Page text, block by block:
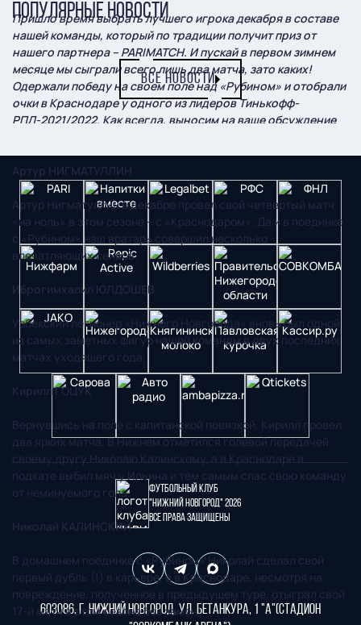
Пришло время выбрать лучшего игрока декабря в составе
нашей команды, который по традиции получит приз от
нашего партнера – PARIMATCH. И пускай в первом зимнем
месяце мы сыграли всего лишь два матча, зато каких!
Одержали победу на своем поле над «Рубином» и отобрали
очки в Краснодаре у одного из лидеров Тинькофф-
РПЛ-2021/2022. Как всегда, выносим на ваше обсуждение
Артур НИГМАТУЛЛИН
Артур Нигматуллин в декабре провел свой четвертый матч
«на ноль» в этом сезоне – с «Краснодаром». Да и в поединке
с «Рубином» наш вратарь совершил несколько
впечатляющих сейвов.
Иброгимхалил ЮЛДОШЕВ
Узбекский легионер «Нижнего Новгорода» вновь был одной
из самых заметных фигур нашей команды в двух последних
матчах уходящего года.
Кирилл ГОЦУК
Вернувшись на поле с капитанской повязкой, Кирилл провел
два ярких матча. В Нижнем отметился голевой передачей
своему другу Николаю Калинскому, а в Краснодаре в
подкате выбил мяч у Ильина и тем самым спас свою команду
от неминуемого гола.
Николай КАЛИНСКИЙ
В домашнем поединке с «Рубином» Николай сделал свой
первый дубль (!) в карьере, а в Краснодаре, несмотря на
повреждение, полученное в предыдущем туре, отыграл свой
17-й матч в этом сезоне без замен!
ПОПУЛЯРНЫЕ НОВОСТИ
ВСЕ НОВОСТИ
Футбольный клуб
"Нижний Новгород" 2026
Все права защищены
603086, г. Нижний Новгород, ул. Бетанкура, 1 "А"(стадион